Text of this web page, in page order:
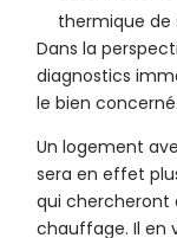
thermique de
Dans la
diagnostics
le bien concerné.
Un logement
sera en effet
qui chercheront
chauffage. Il en